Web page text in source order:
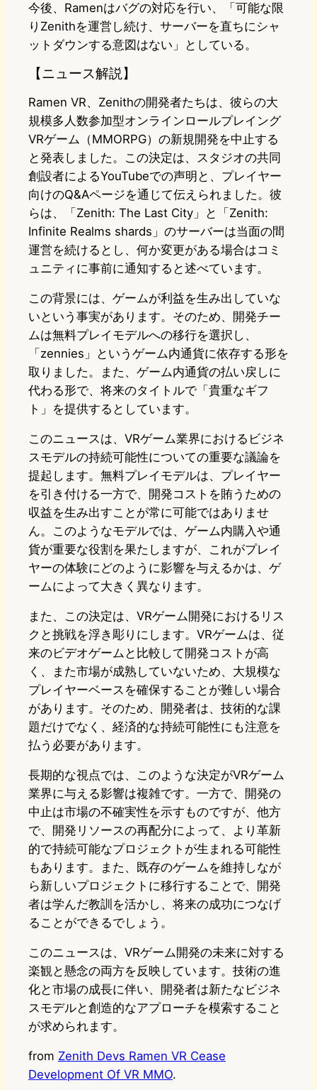
今後、Ramenはバグの対応を行い、「可能な限
りZenithを運営し続け、サーバーを直ちにシャ
ットダウンする意図はない」としている。
【ニュース解説】
Ramen VR、Zenithの開発者たちは、彼らの大
規模多人数参加型オンラインロールプレイング
VRゲーム（MMORPG）の新規開発を中止する
と発表しました。この決定は、スタジオの共同
創設者によるYouTubeでの声明と、プレイヤー
向けのQ&Aページを通じて伝えられました。彼
らは、「Zenith: The Last City」と「Zenith:
Infinite Realms shards」のサーバーは当面の間
運営を続けるとし、何か変更がある場合はコミ
ュニティに事前に通知すると述べています。
この背景には、ゲームが利益を生み出していな
いという事実があります。そのため、開発チー
ムは無料プレイモデルへの移行を選択し、
「zennies」というゲーム内通貨に依存する形を
取りました。また、ゲーム内通貨の払い戻しに
代わる形で、将来のタイトルで「貴重なギフ
ト」を提供するとしています。
このニュースは、VRゲーム業界におけるビジネ
スモデルの持続可能性についての重要な議論を
提起します。無料プレイモデルは、プレイヤー
を引き付ける一方で、開発コストを賄うための
収益を生み出すことが常に可能ではありませ
ん。このようなモデルでは、ゲーム内購入や通
貨が重要な役割を果たしますが、これがプレイ
ヤーの体験にどのように影響を与えるかは、ゲ
ームによって大きく異なります。
また、この決定は、VRゲーム開発におけるリス
クと挑戦を浮き彫りにします。VRゲームは、従
来のビデオゲームと比較して開発コストが高
く、また市場が成熟していないため、大規模な
プレイヤーベースを確保することが難しい場合
があります。そのため、開発者は、技術的な課
題だけでなく、経済的な持続可能性にも注意を
払う必要があります。
長期的な視点では、このような決定がVRゲーム
業界に与える影響は複雑です。一方で、開発の
中止は市場の不確実性を示すものですが、他方
で、開発リソースの再配分によって、より革新
的で持続可能なプロジェクトが生まれる可能性
もあります。また、既存のゲームを維持しなが
ら新しいプロジェクトに移行することで、開発
者は学んだ教訓を活かし、将来の成功につなげ
ることができるでしょう。
このニュースは、VRゲーム開発の未来に対する
楽観と懸念の両方を反映しています。技術の進
化と市場の成長に伴い、開発者は新たなビジネ
スモデルと創造的なアプローチを模索すること
が求められます。
from Zenith Devs Ramen VR Cease
Development Of VR MMO.